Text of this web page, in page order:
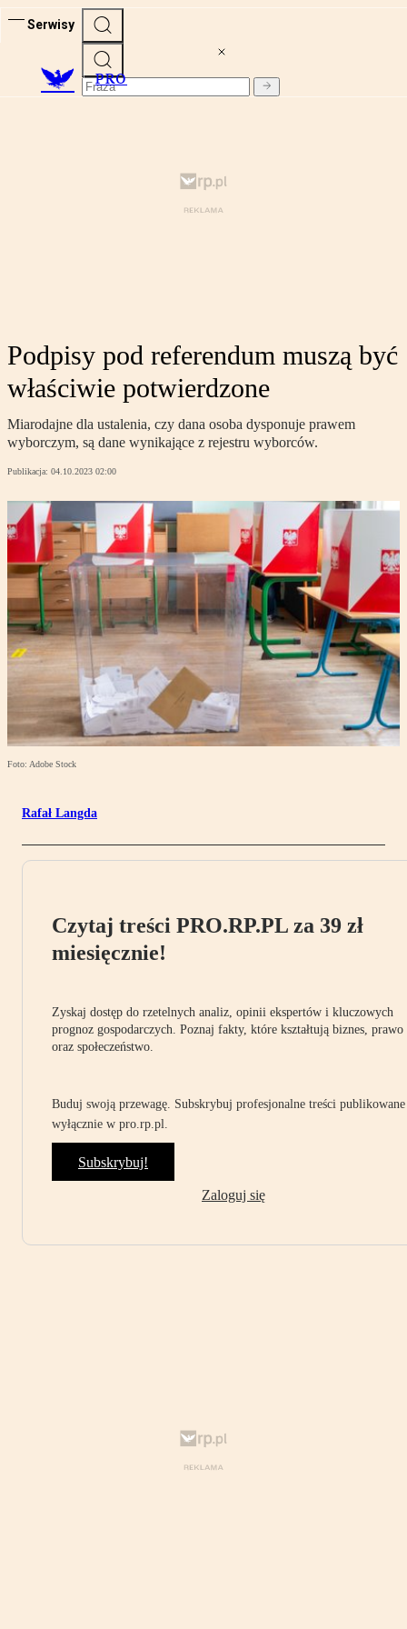
Serwisy
PRO
Podpisy pod referendum muszą być
właściwie potwierdzone
Miarodajne dla ustalenia, czy dana osoba dysponuje prawem
wyborczym, są dane wynikające z rejestru wyborców.
Publikacja: 04.10.2023 02:00
Foto: Adobe Stock
Rafał Langda
Czytaj treści PRO.RP.PL za 39 zł
miesięcznie!
Zyskaj dostęp do rzetelnych analiz, opinii ekspertów i kluczowych
prognoz gospodarczych. Poznaj fakty, które kształtują biznes, prawo
oraz społeczeństwo.
Buduj swoją przewagę. Subskrybuj profesjonalne treści publikowane
wyłącznie w pro.rp.pl.
Subskrybuj!
Zaloguj się